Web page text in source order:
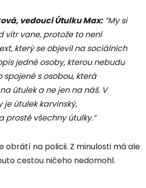
vedoucí Útulku Max:“My si
vítr vane, protože to není
který se objevil na sociálních
jedné osoby, kterou nebudu
spojené s osobou, která
útulek a ne jen na náš. V
je útulek karvinský,
prostě všechny útulky.”
obrátí na policii. Z minulosti má ale
cestou ničeho nedomohl.